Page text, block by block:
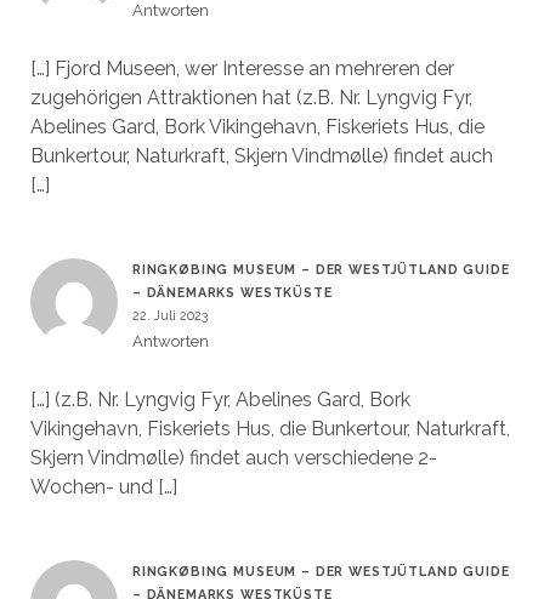
Antworten
[…] Fjord Museen, wer Interesse an mehreren der
zugehörigen Attraktionen hat (z.B. Nr. Lyngvig Fyr,
Abelines Gard, Bork Vikingehavn, Fiskeriets Hus, die
Bunkertour, Naturkraft, Skjern Vindmølle) findet auch
[…]
RINGKØBING MUSEUM – DER WESTJÜTLAND GUIDE
– DÄNEMARKS WESTKÜSTE
22. Juli 2023
Antworten
[…] (z.B. Nr. Lyngvig Fyr, Abelines Gard, Bork
Vikingehavn, Fiskeriets Hus, die Bunkertour, Naturkraft,
Skjern Vindmølle) findet auch verschiedene 2-
Wochen- und […]
RINGKØBING MUSEUM – DER WESTJÜTLAND GUIDE
– DÄNEMARKS WESTKÜSTE